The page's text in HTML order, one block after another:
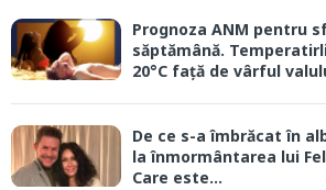
Prognoza ANM pentru
săptămână.
20°C față de vârful
De ce s-a îmbrăcat în
la înmormântarea lui
Care este...